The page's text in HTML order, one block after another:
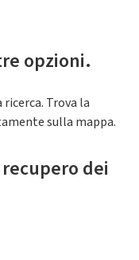
opzioni.
Trova la
sulla mappa.
dei